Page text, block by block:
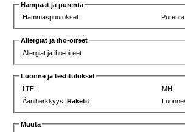
Hampaat ja purenta
Hammaspuutokset:
Purenta:
Allergiat ja iho-oireet
Allergiat ja iho-oireet:
Luonne ja testitulokset
LTE:
MH:
Ääniherkkyys:Raketit
Muuta